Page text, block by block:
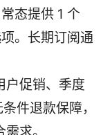
态提供 1 个
。长期订阅通
户促销、季度
件退款保障，